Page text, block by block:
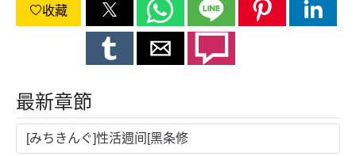
收藏
最新章節
[みちきんぐ]性活週间[黑条修